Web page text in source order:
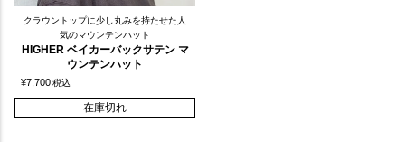
クラウントップに少し丸みを持たせた人
気のマウンテンハット
HIGHER ベイカーバックサテン マ
ウンテンハット
¥7,700税込
在庫切れ